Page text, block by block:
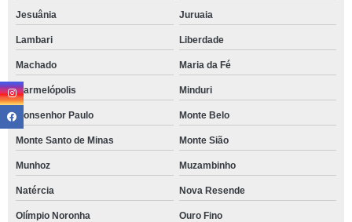
Jesuânia Juruaia
Lambari Liberdade
Machado Maria da Fé
Marmelópolis Minduri
Monsenhor Paulo Monte Belo
Monte Santo de Minas Monte Sião
Munhoz Muzambinho
Natércia Nova Resende
Olímpio Noronha Ouro Fino